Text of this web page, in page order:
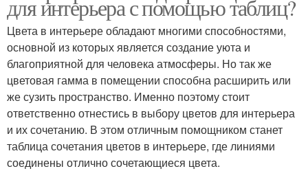
для интерьера с помощью таблиц?
Цвета в интерьере обладают многими способностями,
основной из которых является создание уюта и
благоприятной для человека атмосферы. Но так же
цветовая гамма в помещении способна расширить или
же сузить пространство. Именно поэтому стоит
ответственно отнестись в выбору цветов для интерьера
и их сочетанию. В этом отличным помощником станет
таблица сочетания цветов в интерьере, где линиями
соединены отлично сочетающиеся цвета.